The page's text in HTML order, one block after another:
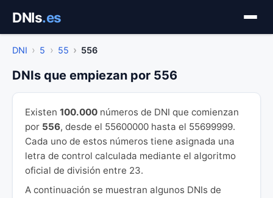
contenido
DNIs.es
DNI 5 55 556
DNIs que empiezan por 556
Existen 100.000 números de DNI que comienzan
por 556, desde el 55600000 hasta el 55699999.
Cada uno de estos números tiene asignada una
letra de control calculada mediante el algoritmo
oficial de división entre 23.
A continuación se muestran algunos DNIs de